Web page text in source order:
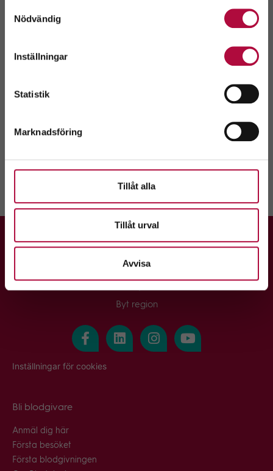
Nödvändig
Inställningar
Statistik
Marknadsföring
Tillåt alla
Tillåt urval
Avvisa
Avvikande öppettider v. 29
Allvarligt läge i
Västra götaland
Byt region
Inställningar för cookies
Bli blodgivare
Anmäl dig här
Första besöket
Första blodgivningen